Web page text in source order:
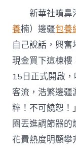
新華社噴鼻
養楠）邊疆包養
自己說話，興
現金買下這棟樓
15日正式開啟
客流，浩繁邊疆
粹！不可饒恕！
圈丟進調節器的
花費熱度明顯攀